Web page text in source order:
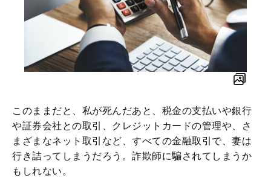
このままだと、私が死んだあと、税金の支払いや銀行
や証券会社との取引、クレジットカードの管理や、さ
まざまなネット取引など、すべての金融取引で、妻は
行き詰ってしまうだろう。詐欺師に騙されてしまうか
もしれない。